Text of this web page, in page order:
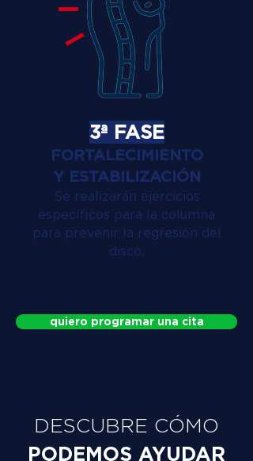
3ª FASE
FORTALECIMIENTO
Y ESTABILIZACIÓN
Se realizarán ejercicios
específicos para la columna
para prevenir la regresión del
disco.
quiero programar una cita
DESCUBRE CÓMO
PODEMOS AYUDAR